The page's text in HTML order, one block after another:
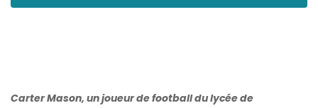
Carter Mason, un joueur de football du lycée de